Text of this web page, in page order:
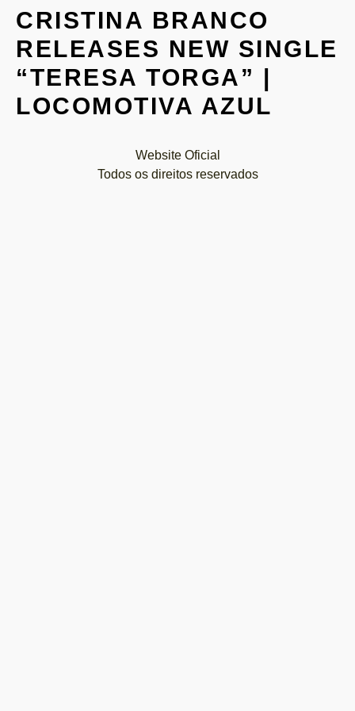
CRISTINA BRANCO
RELEASES NEW SINGLE
“TERESA TORGA” |
LOCOMOTIVA AZUL
Website Oficial
Todos os direitos reservados